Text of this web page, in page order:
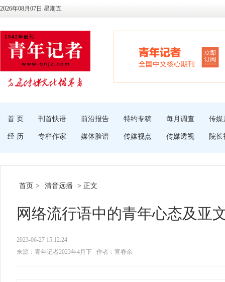
2026年08月07日 星期五
首 页 刊首快语 前沿报告 特约专稿 每月调查 传媒
经 历 专栏作家 媒体脸谱 传媒视点 传媒透视 院长
首页 > 清音远播 > 正文
网络流行语中的青年心态及亚
2023-06-27 15:12:24
来源：青年记者2023年4月下
作者：官春余